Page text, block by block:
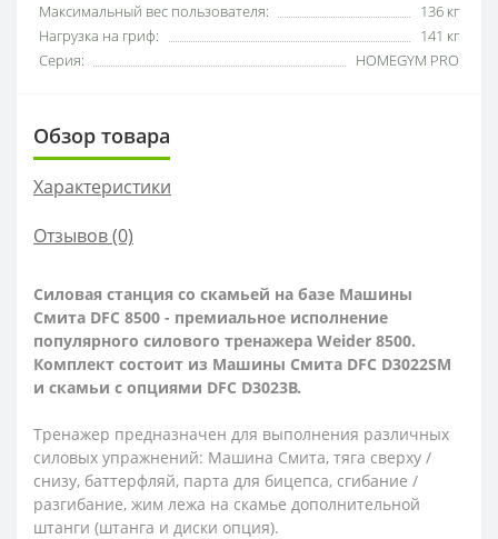
Максимальный вес пользователя:
136 кг
Нагрузка на гриф:
141 кг
Серия:
HOMEGYM PRO
Обзор товара
Характеристики
Отзывов (0)
Силовая станция со скамьей на базе Машины
Смита DFC 8500 - премиальное исполнение
популярного силового тренажера Weider 8500.
Комплект состоит из Машины Смита DFC D3022SM
и скамьи с опциями DFC D3023B.
Тренажер предназначен для выполнения различных
силовых упражнений: Машина Смита, тяга сверху /
снизу, баттерфляй, парта для бицепса, сгибание /
разгибание, жим лежа на скамье дополнительной
штанги (штанга и диски опция).